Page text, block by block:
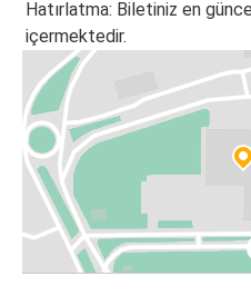
Malatya
Kayseri
Malatya
Kayseri
Malatya
Hatırlatma: Biletiniz en
içermektedir.